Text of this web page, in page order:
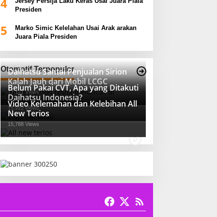
4
Presiden
5
Marko Simic Kelelahan Usai Arak arakan
Juara Piala Presiden
Otomotif Terpopuler
Daihatsu Santai Penjualan Sirion
Kalah Jauh dari Mobil LCGC
17,171 Views
Belum Pakai CVT, Apa yang Ditakuti
Daihatsu Indonesia?
15,922 Views
Video Kelemahan dan Kelebihan All
New Terios
15,788 Views